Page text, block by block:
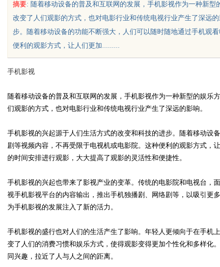
sc
摘要: 随着移动设备的普及和互联网的发展，手机影视作为一种新
改变了人们观影的方式，也对电影行业和传统电视行业产生了深远
步。随着移动设备的功能不断强大，人们可以随时随地通过手机观
便利的观影方式，让人们更加.........
手机影视
随着移动设备的普及和互联网的发展，手机影视作为一种新型的娱乐
们观影的方式，也对电影行业和传统电视行业产生了深远的影响。
手机影视的兴起源于人们生活方式的改变和科技的进步。随着移动设
剧等视频内容，不再受限于电视机或电影院。这种便利的观影方式，
的时间安排进行观影，大大提高了观影的灵活性和便捷性。
手机影视的兴起也带来了影视产业的变革。传统的电影院和电视台，
视手机影视平台的内容输出，推出手机独播剧、网络剧等，以吸引更
为手机影视的发展注入了新的活力。
手机影视的盛行也对人们的生活产生了影响。年轻人更倾向于在手机
变了人们的消费习惯和娱乐方式，使得观影变得更加个性化和多样化
同兴趣，拉近了人与人之间的距离。
家机构函授站教学点 锡条，焊锡球，焊锡丝，万山焊
铅焊锡球